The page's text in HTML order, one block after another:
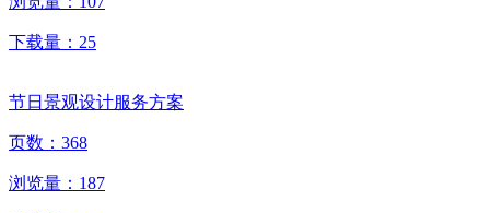
下载量： 25
节日景观设计服务方案
页数： 368
浏览量： 187